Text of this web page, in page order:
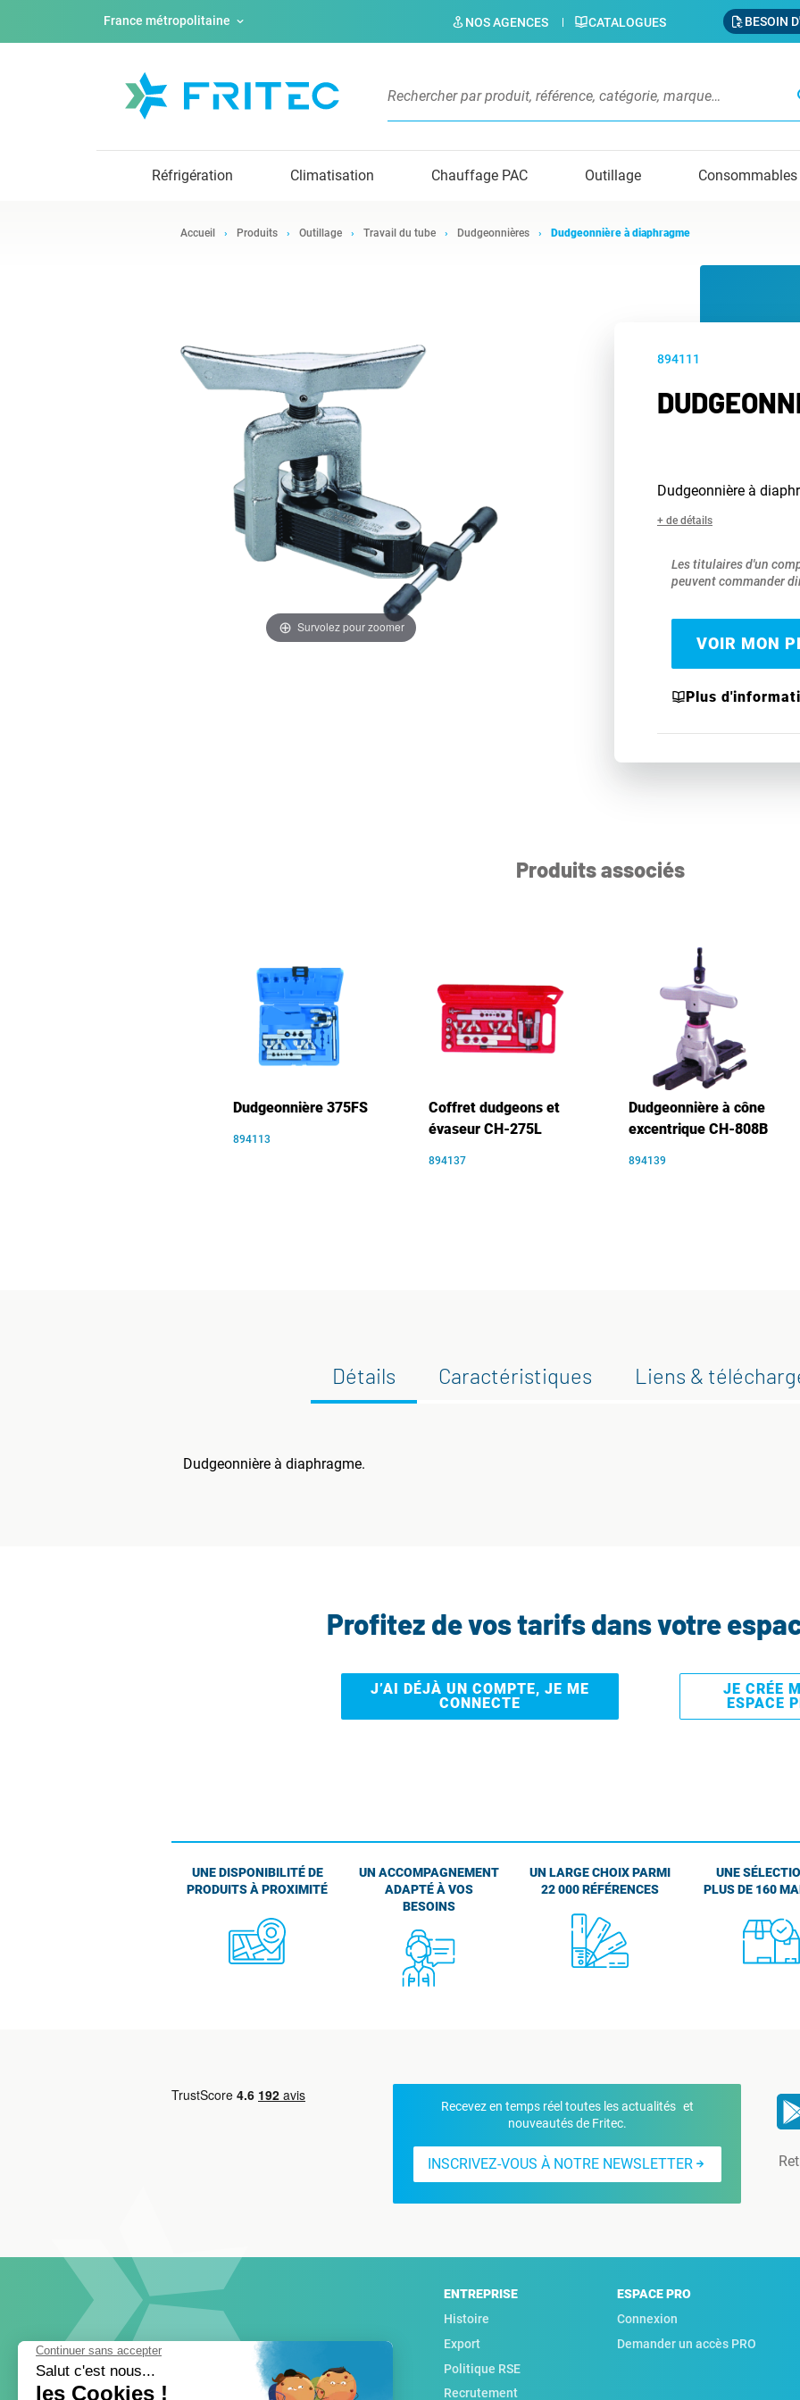
France métropolitaine NOS AGENCES CATALOGUES BESOIN
Réfrigération Climatisation Chauffage PAC Outillage Consommables
Accueil Produits Outillage Travail du tube Dudgeonnières Dudgeonnière à diaphragme
Survolez pour zoomer
894111
Dudgeonnière à
+ de détails
Les titulaires d'un
peuvent commander
VOIR MON
Plus
Produits associés
Dudgeonnière 375FS
894113
Coffret dudgeons et
évaseur CH-275L
894137
Dudgeonnière à cône
excentrique CH-808B
894139
Détails Caractéristiques Liens &
Dudgeonnière à diaphragme.
Profitez de vos tarifs dans votre
J’AI DÉJÀ UN COMPTE, JE ME
CONNECTE
JE CRÉE
ESPACE
UNE DISPONIBILITÉ DE
PRODUITS À PROXIMITÉ
UN ACCOMPAGNEMENT
ADAPTÉ À VOS
BESOINS
UN LARGE CHOIX PARMI
22 000 RÉFÉRENCES
UNE
PLUS DE 160
Recevez en temps réel toutes les actualités et
nouveautés de Fritec.
INSCRIVEZ-VOUS À NOTRE NEWSLETTER
ENTREPRISE
Histoire
Export
Politique RSE
Recrutement
ESPACE PRO
Connexion
Demander un accès PRO